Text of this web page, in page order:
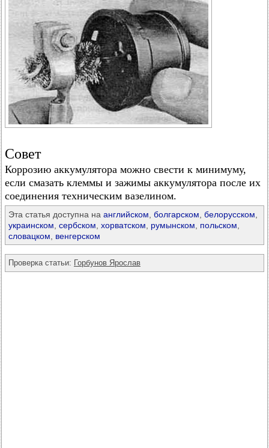
Совет
Коррозию аккумулятора можно свести к минимуму,
если смазать клеммы и зажимы аккумулятора после их
соединения техническим вазелином.
Эта статья доступна на английском болгарском белорусском
украинском сербском хорватском румынском польском
словацком
венгерском
Проверка статьи: Горбунов Ярослав